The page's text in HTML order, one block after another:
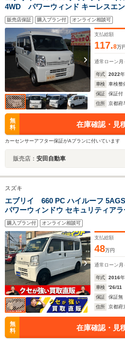
4WD パワーウィンド キーレスエ
ド付
販売店保証 購入プラン付 オンライン相談可
支払総額
117.8万円
通常ローン 月
年式 2022年
車検
車検整
保証
保証付
住所
京都府
無
料
在庫確認・見
カーセンサーアフター保証がAプランに付いています
販売店： 安田自動車
スズキ
エブリイ 660 PC ハイルーフ
パワーウィンドウ セキュリティア
ンキー
購入プラン付 オンライン相談可
支払総額
48万円
通常ローン 月
年式 2016年
車検
'26/11
保証
保証無
住所
京都府
無
料
在庫確認・見